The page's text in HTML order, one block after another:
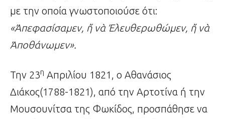
με την οποία γνωστοποιούσε ότι:
«Άπεφασίσαμεν, ἤνὰΈλευθερωθώμεν, ἤνὰ
Άποθάνωμεν».
Την 23η Απριλίου 1821, ο Αθανάσιος
Διάκος(1788-1821), από την Αρτοτίνα ή την
Μουσουνίτσα της Φωκίδος, προσπάθησε να